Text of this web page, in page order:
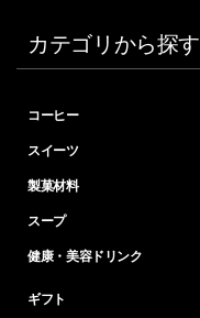
カテゴリから探す
コーヒー
スイーツ
製菓材料
スープ
健康・美容ドリンク
ギフト